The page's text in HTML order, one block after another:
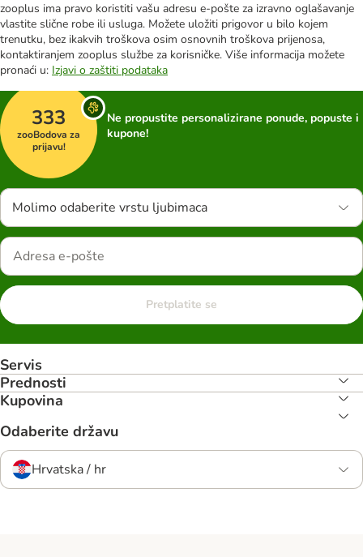
zooplus ima pravo koristiti vašu adresu e-pošte za izravno oglašavanje
vlastite slične robe ili usluga. Možete uložiti prigovor u bilo kojem
trenutku, bez ikakvih troškova osim osnovnih troškova prijenosa,
kontaktiranjem zooplus službe za korisničke. Više informacija možete
pronaći u: Izjavi o zaštiti podataka
333
zooBodova za
prijavu!
Ne propustite personalizirane ponude, popuste i
kupone!
Molimo odaberite vrstu ljubimaca
Pretplatite se
Servis
Prednosti
Kupovina
Odaberite državu
Hrvatska / hr